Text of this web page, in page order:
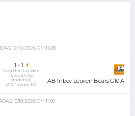
12/12/2026 OM 15:00
1 - 1
Sporthal Landen
(stedelijke
stadshal)
U10 Niveau 3 G
AB Inbev Leuven Bears G10 A
10/10/2026 OM 11:00